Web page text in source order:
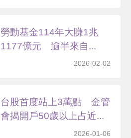
勞動基金114年大賺1兆
1177億元 逾半來自...
2026-02-02
台股首度站上3萬點 金管
會揭開戶50歲以上占近...
2026-01-06